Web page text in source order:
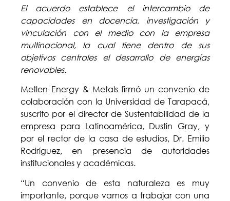
El acuerdo establece el intercambio de
capacidades en docencia, investigación y
vinculación con el medio con la empresa
multinacional, la cual tiene dentro de sus
objetivos centrales el desarrollo de energías
renovables.
Metlen Energy & Metals firmó un convenio de
colaboración con la Universidad de Tarapacá,
suscrito por el director de Sustentabilidad de la
empresa para Latinoamérica, Dustin Gray, y
por el rector de la casa de estudios, Dr. Emilio
Rodríguez, en presencia de autoridades
institucionales y académicas.
“Un convenio de esta naturaleza es muy
importante, porque vamos a trabajar con una